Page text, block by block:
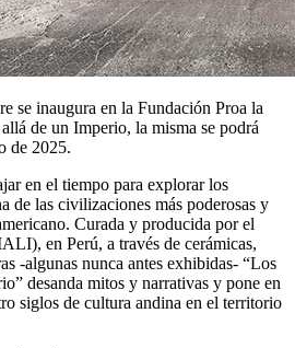
se inaugura en la Fundación Proa la
de un Imperio, la misma se podrá
de 2025.
en el tiempo para explorar los
de las civilizaciones más poderosas y
Curada y producida por el
en Perú, a través de cerámicas,
-algunas nunca antes exhibidas- “Los
desanda mitos y narrativas y pone en
siglos de cultura andina en el territorio